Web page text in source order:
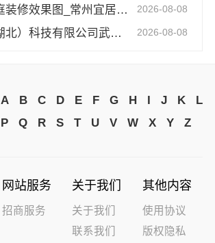
武进专业家庭装修效果图_常州宜居佳装饰 2026-08-08
同城快装（湖北）科技有限公司武昌拎包入住改造智能家装省心 2026-08-08
A B C D E F G H I J K
L
P Q R S T U V W X Y Z
网站服务
招商服务
关于我们
关于我们
联系我们
其他内容
使用协议
版权隐私